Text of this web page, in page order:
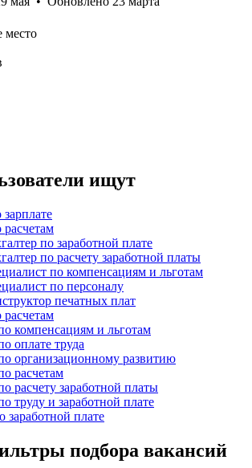
место
ищут
зарплате
расчетам
по заработной плате
по расчету заработной платы
по компенсациям и льготам
по персоналу
печатных плат
компенсациям и льготам
оплате труда
организационному развитию
расчетам
расчету заработной платы
труду и заработной плате
заработной плате
подбора вакансий